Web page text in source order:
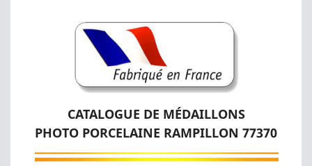
CATALOGUE DE MÉDAILLONS
PHOTO PORCELAINE RAMPILLON 77370